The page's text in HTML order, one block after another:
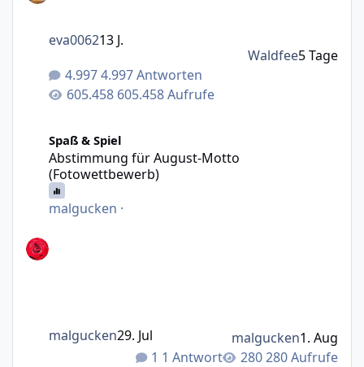
4.997 Antworten
605.458 Aufrufe
eva006213 J.
Waldfee5 Tage
Spaß & Spiel
Abstimmung für August-Motto
(Fotowettbewerb)
malgucken ·
1 Antwort 280 Aufrufe
malgucken29. Jul malgucken1. Aug